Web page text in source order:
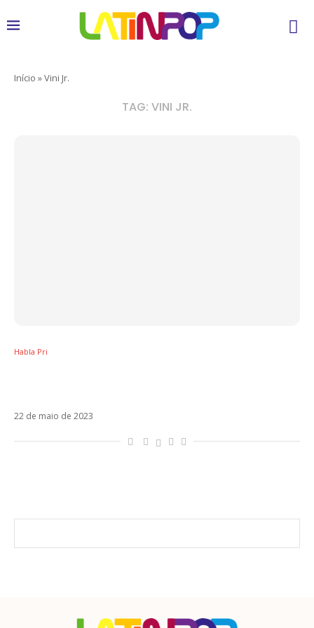
Início »Vini Jr.
TAG: VINI JR.
Habla Pri
22 de maio de 2023